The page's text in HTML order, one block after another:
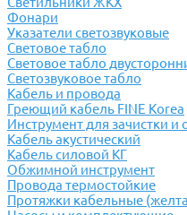
Фонари
Указатели светозвуковые
Световое табло
Световое табло
Светозвуковое табло
Кабель и провода
Греющий кабель FINE Korea
Инструмент для зачистки и
Кабель акустический
Кабель силовой КГ
Обжимной инструмент
Провода термостойкие
Протяжки кабельные